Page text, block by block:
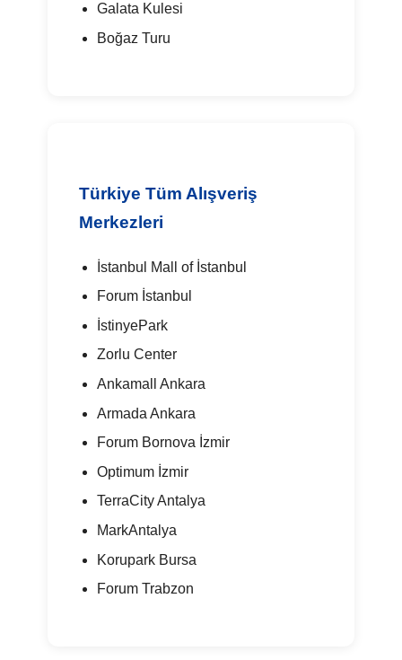
Galata Kulesi
Boğaz Turu
Türkiye Tüm Alışveriş
Merkezleri
İstanbul Mall of İstanbul
Forum İstanbul
İstinyePark
Zorlu Center
Ankamall Ankara
Armada Ankara
Forum Bornova İzmir
Optimum İzmir
TerraCity Antalya
MarkAntalya
Korupark Bursa
Forum Trabzon